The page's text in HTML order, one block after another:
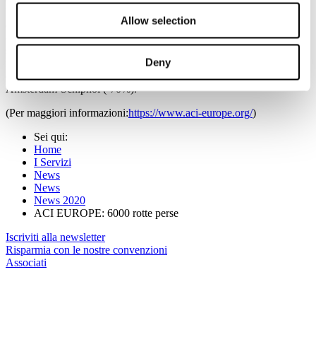
Allow selection
Deny
diretta, con i majors (i primi 6 aeroporti europei per connettività hub)
che hanno recuperato solo il 16% della loro connettività hub entro
settembre. Monaco (-93%) e Londra-Heathrow (-92%) hanno
registrato le perdite maggiori in termini di connettività hub, seguite
da Francoforte (-89%), Istanbul (-85%), Parigi-Cdg (-81% ) e
Amsterdam-Schiphol (-70%).
(Per maggiori informazioni:https://www.aci-europe.org/)
Sei qui:
Home
I Servizi
News
News
News 2020
ACI EUROPE: 6000 rotte perse
Iscriviti alla newsletter
Risparmia con le nostre convenzioni
Associati